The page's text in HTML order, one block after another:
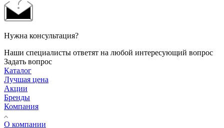
Нужна консультация?
Наши специалисты ответят на любой интересующий вопрос
Задать вопрос
Каталог
Лучшая цена
Акции
Бренды
Компания
О компании